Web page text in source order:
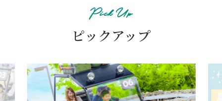
Pick Up
ピックアップ